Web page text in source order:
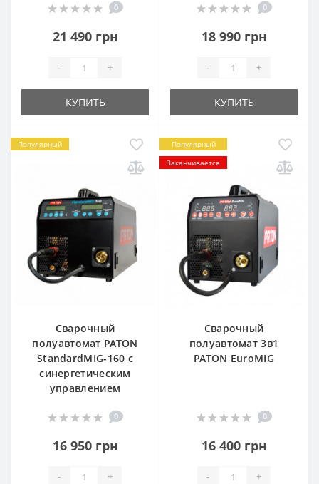
0
21 490 грн
- +
КУПИТЬ
0
18 990 грн
- +
КУПИТЬ
Популярный
Сварочный
полуавтомат PATON
StandardMIG-160 с
синергетическим
управлением
0
16 950 грн
- +
Популярный
Заканчивается
Сварочный
полуавтомат 3в1
PATON EuroMIG
0
16 400 грн
- +